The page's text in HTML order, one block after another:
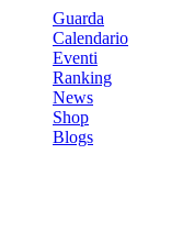
Guarda
Calendario
Eventi
Ranking
News
Shop
Blogs